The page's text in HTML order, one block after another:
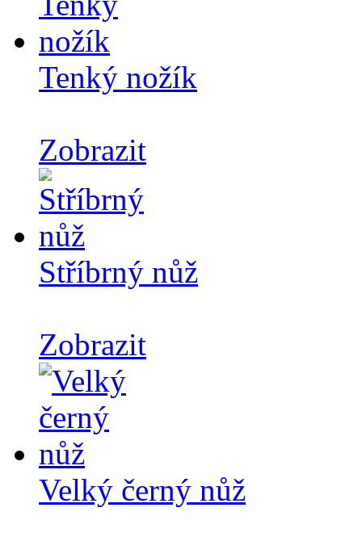
Tenký nožík
Zobrazit
Stříbrný nůž
Zobrazit
Velký černý nůž